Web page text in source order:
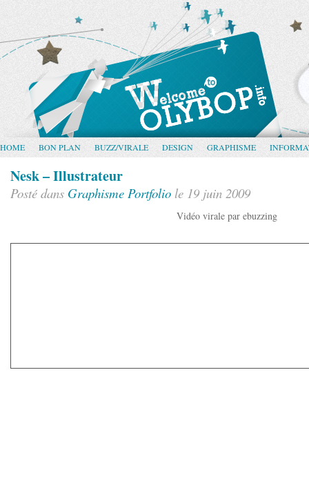
HOME BON PLAN BUZZ/VIRALE DESIGN GRAPHISME
Nesk – Illustrateur
Posté dans Graphisme Portfolio le 19 juin 2009
Vidéo virale par ebuzzing